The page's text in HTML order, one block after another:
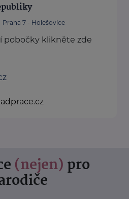
Praha 7 - Holešovice
pobočky klikněte zde
(nejen) pro